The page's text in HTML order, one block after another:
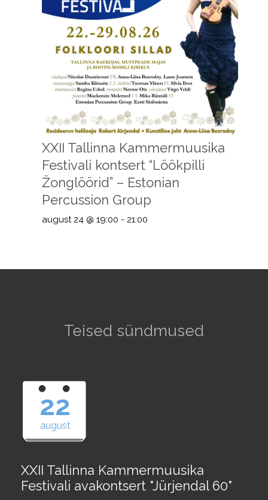
XXII Tallinna Kammermuusika
Festivali kontsert “Löökpilli
Žonglöörid” – Estonian
Percussion Group
august 24 @ 19:00 - 21:00
Teised sündmused
22
august
XXII Tallinna Kammermuusika
Festivali avakontsert "Jürjendal 60"